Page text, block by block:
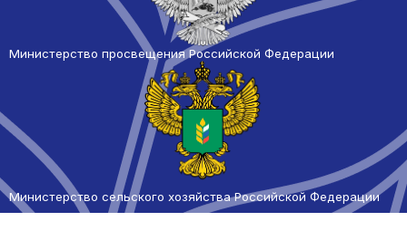
Министерство просвещения Российской Федерации
Министерство сельского хозяйства Российской Федерации